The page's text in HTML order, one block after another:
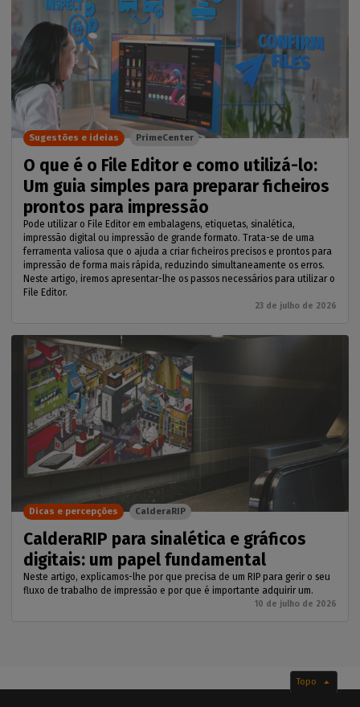
O que é o File Editor e como utilizá-lo:
Um guia simples para preparar ficheiros
prontos para impressão
Pode utilizar o File Editor em embalagens, etiquetas, sinalética,
impressão digital ou impressão de grande formato. Trata-se de uma
ferramenta valiosa que o ajuda a criar ficheiros precisos e prontos para
impressão de forma mais rápida, reduzindo simultaneamente os erros.
Neste artigo, iremos apresentar-lhe os passos necessários para utilizar o
File Editor.
23 de julho de 2026
Sugestões e ideias PrimeCenter
CalderaRIP para sinalética e gráficos
digitais: um papel fundamental
Neste artigo, explicamos-lhe por que precisa de um RIP para gerir o seu
fluxo de trabalho de impressão e por que é importante adquirir um.
10 de julho de 2026
Dicas e percepções CalderaRIP
Topo